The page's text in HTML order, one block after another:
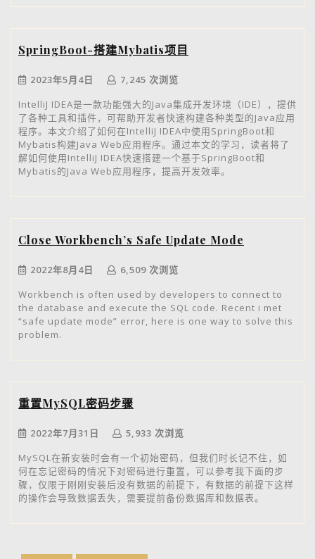
SpringBoot-搭建Mybatis项目
2023年5月4日
7,245 次浏览
IntelliJ IDEA是一款功能强大的Java集成开发环境（IDE），提供
了各种工具和插件，可帮助开发者快速构建各种类型的Java应用
程序。本文介绍了如何在IntelliJ IDEA中使用SpringBoot和
Mybatis构建Java Web应用程序。通过本文的学习，读者将了
解如何使用IntelliJ IDEA快速搭建一个基于SpringBoot和
Mybatis的Java Web应用程序，提高开发效率。
Close Workbench’s Safe Update Mode
2022年8月4日
6,509 次浏览
Workbench is often used by developers to connect to
the database and execute the SQL code. Recent i met
“safe update mode” error, here is one way to solve this
problem.
重置MySQL密码步骤
2022年7月31日
5,933 次浏览
MySQL在新安装时会有一个初始密码，但我们时长记不住，如
何在忘记密码的情况下对密码进行重置，可以参考我下面的步
骤，仅限于刚刚安装后没有数据的前提下，有数据的前提下这样
的操作会导致数据丢失，需要提前备份数据库和数据表。